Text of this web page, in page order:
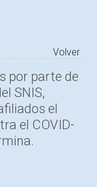
Volver
por parte de
SNIS,
el
el COVID-